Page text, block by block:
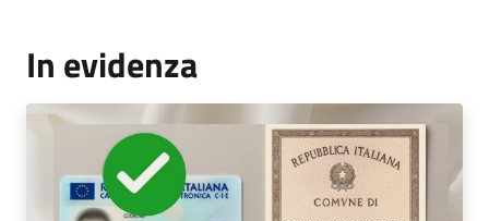
In evidenza